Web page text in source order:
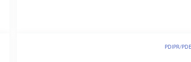
PDIPR/